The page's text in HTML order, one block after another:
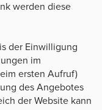
werden diese
der Einwilligung
im
ersten Aufruf)
des Angebotes
der Website kann